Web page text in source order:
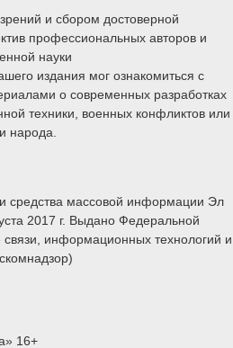
и сбором достоверной
профессиональных авторов и
науки
издания мог ознакомиться с
о современных разработках
техники, военных конфликтов или
народа.
средства массовой информации Эл
2017 г. Выдано Федеральной
информационных технологий и
16+